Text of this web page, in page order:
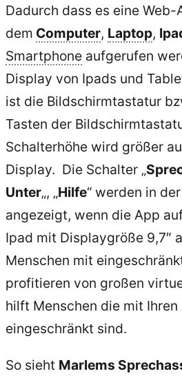
Dadurch dass es eine
dem Computer, Laptop,
Smartphone aufgerufen
Display von Ipads und
ist die Bildschirmtastatur
Tasten der
Schalterhöhe wird größer
Display. Die Schalter „
Unter„, „Hilfe“ werden in
angezeigt, wenn die App
Ipad mit Displaygröße 9,7″
Menschen mit
profitieren von großen
hilft Menschen die mit Ihren
eingeschränkt sind.
So sieht Marlems